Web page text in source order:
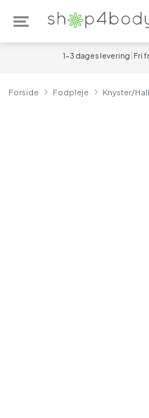
1-3 dages levering Fri
Forside Fodpleje Knyster/